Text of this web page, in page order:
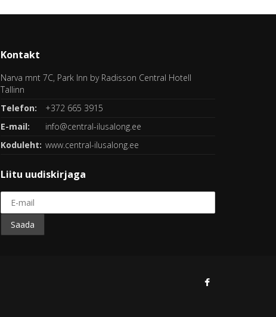
Kontakt
Narva mnt 7C, Park Inn by Radisson Central Hotell
Tallinn
Telefon:
+372 665 3915
E-mail:
info@central-ilusalong.ee
Koduleht: www.central-ilusalong.ee
Liitu uudiskirjaga